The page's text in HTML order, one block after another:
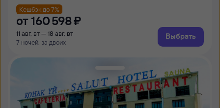
Кешбэк до 7%
от 160 ⁠598 ⁠₽
11 авг, вт — 18 авг, вт
7 ночей, за двоих
Выбрать